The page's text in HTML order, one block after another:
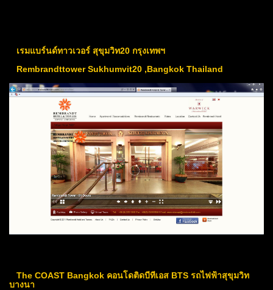
เรมแบร์นด์ทาวเวอร์ สุขุมวิท20 กรุงเทพฯ
Rembrandttower Sukhumvit20 ,Bangkok Thailand
The COAST Bangkok คอนโดติดบีทีเอส BTS รถไฟฟ้าสุขุมวิท
บางนา